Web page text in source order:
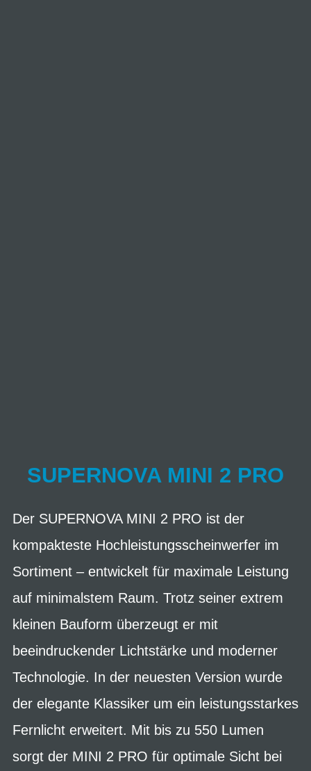
SUPERNOVA MINI 2 PRO
Der SUPERNOVA MINI 2 PRO ist der
kompakteste Hochleistungsscheinwerfer im
Sortiment – entwickelt für maximale Leistung
auf minimalstem Raum. Trotz seiner extrem
kleinen Bauform überzeugt er mit
beeindruckender Lichtstärke und moderner
Technologie. In der neuesten Version wurde
der elegante Klassiker um ein leistungsstarkes
Fernlicht erweitert. Mit bis zu 550 Lumen
sorgt der MINI 2 PRO für optimale Sicht bei